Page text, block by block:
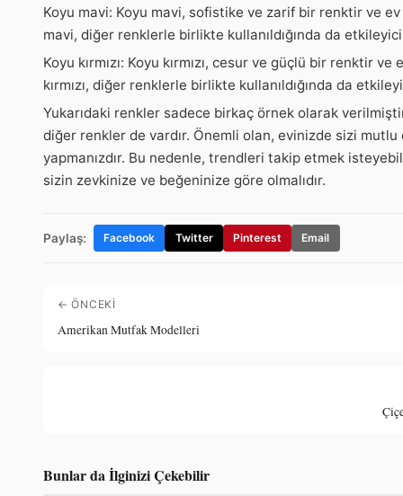
Koyu mavi: Koyu mavi, sofistike ve zarif bir renktir ve ev
mavi, diğer renklerle birlikte kullanıldığında da
Koyu kırmızı: Koyu kırmızı, cesur ve güçlü bir renktir
kırmızı, diğer renklerle birlikte kullanıldığında da
Yukarıdaki renkler sadece birkaç örnek olarak
diğer renkler de vardır. Önemli olan, evinizde sizi
yapmanızdır. Bu nedenle, trendleri takip etmek
sizin zevkinize ve beğeninize göre olmalıdır.
Paylaş: Facebook Twitter Pinterest Email
← ÖNCEKI
Amerikan Mutfak Modelleri
Bunlar da İlginizi Çekebilir